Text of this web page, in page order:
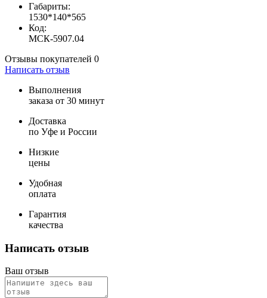
Габариты:
1530*140*565
Код:
МСК-5907.04
Отзывы покупателей 0
Написать отзыв
Выполнения
заказа от 30 минут
Доставка
по Уфе и России
Низкие
цены
Удобная
оплата
Гарантия
качества
Написать отзыв
Ваш отзыв